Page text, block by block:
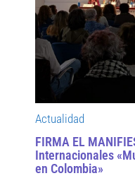
Actualidad
FIRMA EL
Internacionales
en Colombia»